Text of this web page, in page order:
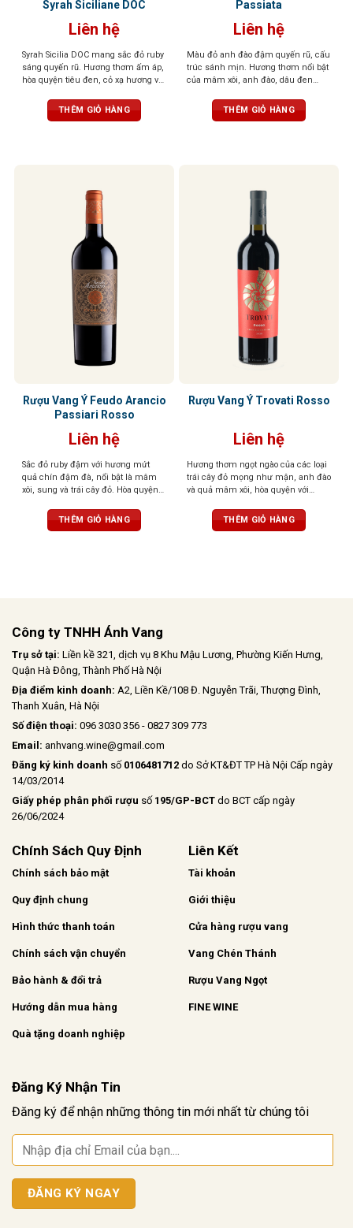
Syrah Siciliane DOC
Liên hệ
Syrah Sicilia DOC mang sắc đỏ ruby
sáng quyến rũ. Hương thơm ấm áp,
hòa quyện tiêu đen, cỏ xạ hương và
mịn như nhung, cân bằng, dễ chịu,
hậu vị dài, để lại ấn tượng tinh tế và
THÊM GIỎ HÀNG
Passiata
Liên hệ
Màu đỏ anh đào đậm quyến rũ, cấu
trúc sánh mịn. Hương thơm nổi bật
của mâm xôi, anh đào, dâu đen
đen cay nồng. Khi rượu “thở” trong
ly, tầng hương vani và thuốc lá tinh
THÊM GIỎ HÀNG
Rượu Vang Ý Feudo Arancio
Passiari Rosso
Liên hệ
Sắc đỏ ruby đậm với hương mứt
quả chín đậm đà, nổi bật là mâm
xôi, sung và trái cây đỏ. Hòa quyện
như tiêu đen, quế, thảo mộc khô,
gợi cảm giác ấm áp và hài hòa.
THÊM GIỎ HÀNG
Rượu Vang Ý Trovati Rosso
Liên hệ
Hương thơm ngọt ngào của các loại
trái cây đỏ mọng như mận, anh đào
và quả mâm xôi, hòa quyện với
vị và vani. Vị chát mềm mại, tròn
trịa, cân bằng hoàn hảo với vị chua
THÊM GIỎ HÀNG
Công ty TNHH Ánh Vang
Trụ sở tại: Liền kề 321, dịch vụ 8 Khu Mậu Lương, Phường Kiến Hưng,
Quận Hà Đông, Thành Phố Hà Nội
Địa điểm kinh doanh: A2, Liền Kề/108 Đ. Nguyễn Trãi, Thượng Đình,
Thanh Xuân, Hà Nội
Số điện thoại: 096 3030 356 - 0827 309 773
Email: anhvang.wine@gmail.com
Đăng ký kinh doanh số 0106481712 do Sở KT&ĐT TP Hà Nội Cấp ngày
14/03/2014
Giấy phép phân phối rượu số 195/GP-BCT do BCT cấp ngày
26/06/2024
Chính Sách Quy Định
Chính sách bảo mật
Quy định chung
Hình thức thanh toán
Chính sách vận chuyển
Bảo hành & đổi trả
Hướng dẫn mua hàng
Quà tặng doanh nghiệp
Liên Kết
Tài khoản
Giới thiệu
Cửa hàng rượu vang
Vang Chén Thánh
Rượu Vang Ngọt
FINE WINE
Đăng Ký Nhận Tin
Đăng ký để nhận những thông tin mới nhất từ chúng tôi